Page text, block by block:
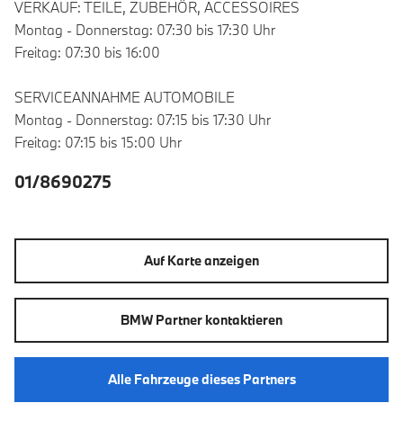
VERKAUF: TEILE, ZUBEHÖR, ACCESSOIRES
Montag - Donnerstag: 07:30 bis 17:30 Uhr
Freitag: 07:30 bis 16:00
SERVICEANNAHME AUTOMOBILE
Montag - Donnerstag: 07:15 bis 17:30 Uhr
Freitag: 07:15 bis 15:00 Uhr
01/8690275
Auf Karte anzeigen
BMW Partner kontaktieren
Alle Fahrzeuge dieses Partners